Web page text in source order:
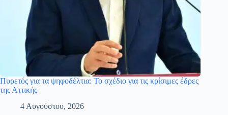
Πυρετός για τα ψηφοδέλτια: Το σχέδιο για τις κρίσιμες έδρες
της Αττικής
4 Αυγούστου, 2026